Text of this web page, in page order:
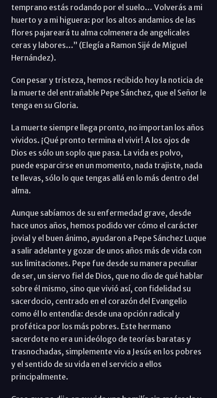
temprano estás rodando por el suelo… Volverás a mi
huerto y a mi higuera: por los altos andamios de las
flores pajareará tu alma colmenera de angelicales
ceras y labores…” (Elegía a Ramon Sijé de Miguel
Hernández).
Con pesar y tristeza, hemos recibido hoy la noticia de
la muerte del entrañable Pepe Sánchez, que el Señor le
tenga en su Gloria.
La muerte siempre llega pronto, no importan los años
vividos. ¡Qué pronto termina el vivir! A los ojos de
Dios es sólo un soplo que pasa. La vida es polvo,
puede esparcirse en un momento, nada trajiste, nada
te llevas, sólo lo que tengas allá en lo más dentro del
alma.
Aunque sabíamos de su enfermedad grave, desde
hace unos años, hemos podido ver cómo el carácter
jovial y el buen ánimo, ayudaron a Pepe Sánchez Luque
a salir adelante y gozar de unos años más de vida con
sus limitaciones. Pepe fue desde su manera peculiar
de ser, un siervo fiel de Dios, que no dio de qué hablar
sobre él mismo, sino que vivió así, con fidelidad su
sacerdocio, centrado en el corazón del Evangelio
como él lo entendía: desde una opción radical y
profética por los más pobres. Este hermano
sacerdote no era un ideólogo de teorías baratas y
trasnochadas, simplemente vio a Jesús en los pobres
y el sentido de su vida en el servicio a ellos
principalmente.